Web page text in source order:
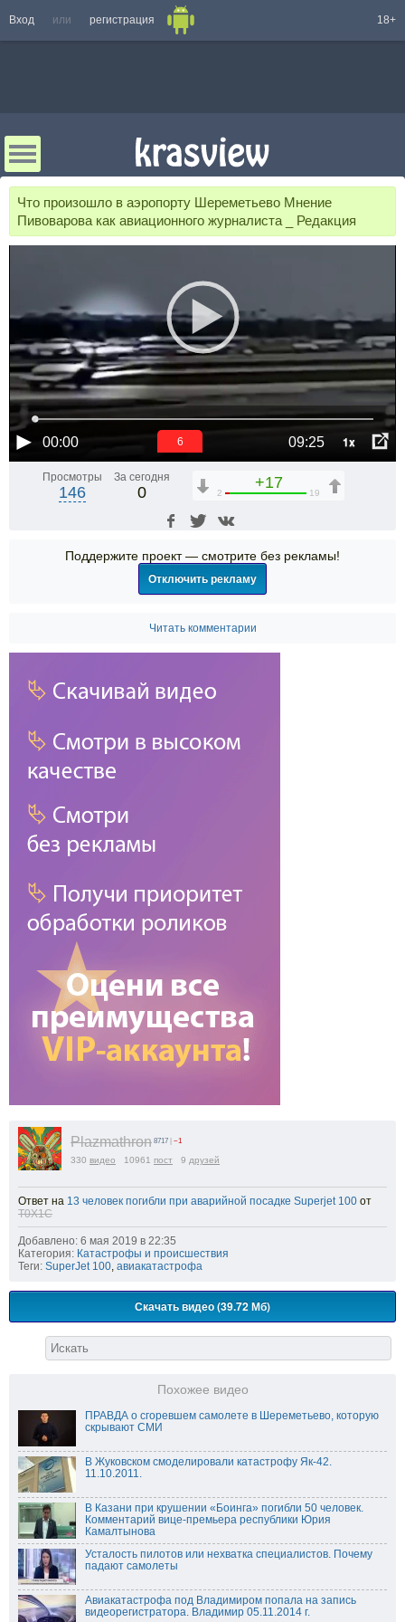
Вход или регистрация 18+
Что произошло в аэропорту Шереметьево Мнение
Пивоварова как авиационного журналиста _ Редакция
00:00 09:25 1x
6
Просмотры
146
За сегодня
0
+17
2 19
Поддержите проект — смотрите без рекламы!
Отключить рекламу
Читать комментарии
Plazmathron 8717 −1
330 видео 10961 пост 9 друзей
Ответ на 13 человек погибли при аварийной посадке Superjet 100 от
T0X1C
Добавлено: 6 мая 2019 в 22:35
Категория: Катастрофы и происшествия
Теги: SuperJet 100, авиакатастрофа
Скачать видео (39.72 Мб)
Похожее видео
ПРАВДА о сгоревшем самолете в Шереметьево, которую
скрывают СМИ
В Жуковском смоделировали катастрофу Як-42.
11.10.2011.
В Казани при крушении «Боинга» погибли 50 человек.
Комментарий вице-премьера республики Юрия
Камалтынова
Усталость пилотов или нехватка специалистов. Почему
падают самолеты
Авиакатастрофа под Владимиром попала на запись
видеорегистратора. Владимир 05.11.2014 г.